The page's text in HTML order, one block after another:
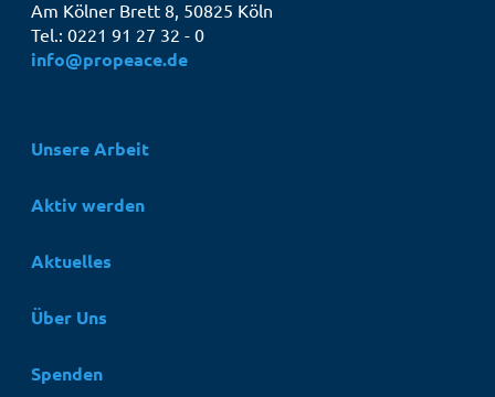
Am Kölner Brett 8, 50825 Köln
Tel.: 0221 91 27 32 - 0
info@propeace.de
Hauptnavigation
Unsere Arbeit
Aktiv werden
Aktuelles
Über Uns
Spenden